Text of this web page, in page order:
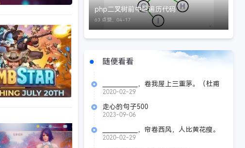
php二叉树前中后遍历代码
63 点赞， 04-17
随便看看
____________，卷我屋上三重茅。（杜甫
《茅屋为秋风所破歌》）
2020-02-29
走心的句子500
2023-09-06
____________，帘卷西风，人比黄花瘦。
（《醉花阴》 李清照）
2020-02-29